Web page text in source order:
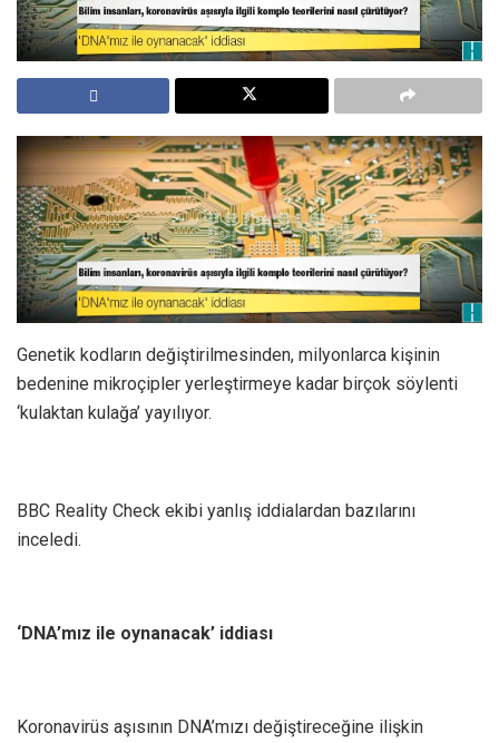
Genetik kodların değiştirilmesinden, milyonlarca kişinin
bedenine mikroçipler yerleştirmeye kadar birçok söylenti
‘kulaktan kulağa’ yayılıyor.
BBC Reality Check ekibi yanlış iddialardan bazılarını
inceledi.
‘DNA’mız ile oynanacak’ iddiası
Koronavirüs aşısının DNA’mızı değiştireceğine ilişkin